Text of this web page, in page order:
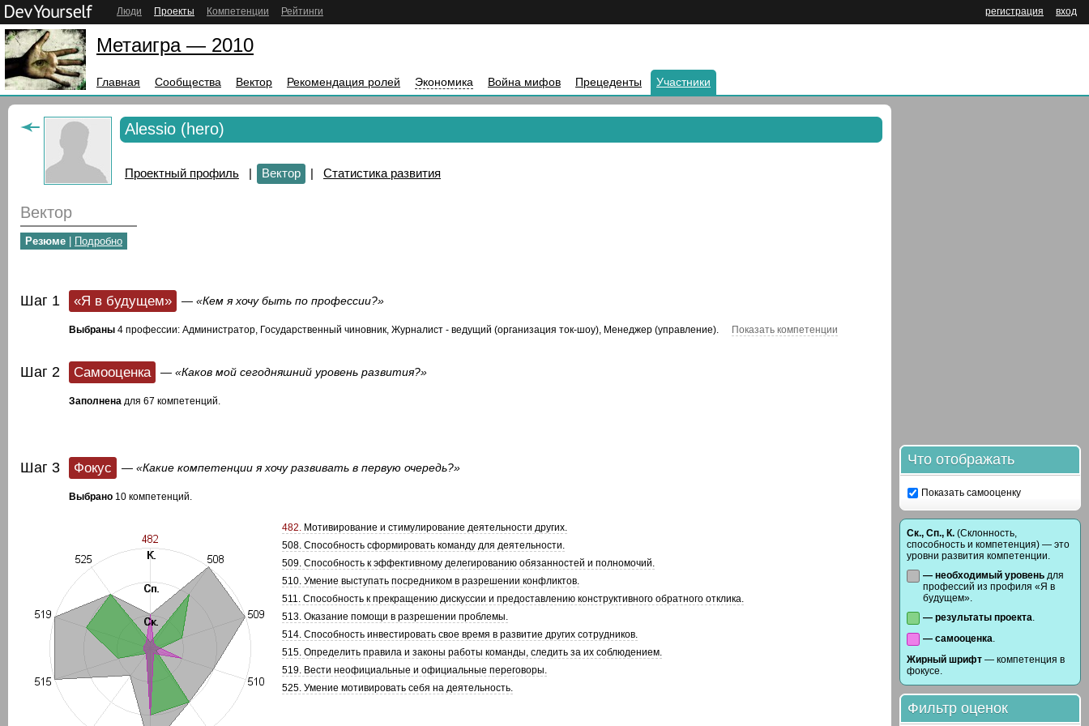
вход
регистрация
Люди Проекты Компетенции Рейтинги
Метаигра — 2010
Главная Сообщества Вектор Рекомендация ролей Экономика Война мифов Прецеденты Участники
Alessio (hero)
Проектный профиль | Вектор | Статистика развития
Вектор
Резюме Подробно
Шаг 1 «Я в будущем» — «Кем я хочу быть по профессии?»
Выбраны 4 профессии: Администратор, Государственный чиновник, Журналист - ведущий (организация ток-шоу), Менеджер (управление). Показать компетенции
Шаг 2 Самооценка — «Каков мой сегодняшний уровень развития?»
Заполнена для 67 компетенций.
Шаг 3 Фокус — «Какие компетенции я хочу развивать в первую очередь?»
Выбрано 10 компетенций.
482. Мотивирование и стимулирование деятельности других.
508. Способность сформировать команду для деятельности.
509. Способность к эффективному делегированию обязанностей и полномочий.
510. Умение выступать посредником в разрешении конфликтов.
511. Способность к прекращению дискуссии и предоставлению конструктивного обратного отклика.
513. Оказание помощи в разрешении проблемы.
514. Способность инвестировать свое время в развитие других сотрудников.
515. Определить правила и законы работы команды, следить за их соблюдением.
519. Вести неофициальные и официальные переговоры.
525. Умение мотивировать себя на деятельность.
Что отображать
Показать самооценку
Ск., Сп., К. (Склонность,
способность и компетенция) — это
уровни развития компетенции.
— необходимый уровень для
профессий из профиля «Я в
будущем».
— результаты проекта.
— самооценка.
Жирный шрифт — компетенция в
фокусе.
Фильтр оценок